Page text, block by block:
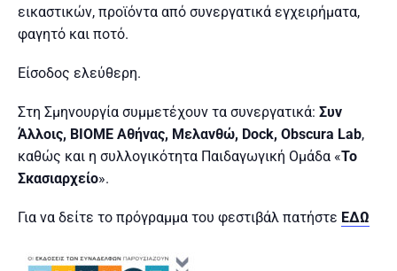
εικαστικών, προϊόντα από συνεργατικά εγχειρήματα,
φαγητό και ποτό.
Είσοδος ελεύθερη.
Στη Σμηνουργία συμμετέχουν τα συνεργατικά: Συν
Άλλοις, ΒΙΟΜΕ Αθήνας, Μελανθώ, Dock, Obscura Lab,
καθώς και η συλλογικότητα Παιδαγωγική Ομάδα «Το
Σκασιαρχείο».
Για να δείτε το πρόγραμμα του φεστιβάλ πατήστε ΕΔΩ